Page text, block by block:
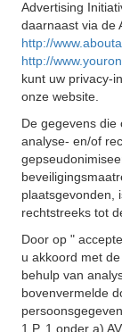
Advertising
daarnaast via de
http://
http://
kunt uw privacy-
onze website.
De gegevens die
analyse- en/of
plaatsgevonden,
rechtstreeks tot
Door op "
u akkoord met
behulp van
bovenvermelde
1 P. 1 onder a)